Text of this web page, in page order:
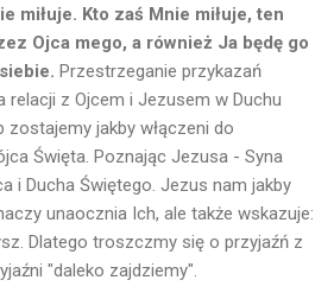
miłuje. Kto zaś Mnie miłuje, ten
Ojca mego, a również Ja będę go
Przestrzeganie przykazań
relacji z Ojcem i Jezusem w Duchu
jakby włączeni do
Święta. Poznając Jezusa - Syna
i Ducha Świętego. Jezus nam jakby
unaocznia Ich, ale także wskazuje:
Dlatego troszczmy się o przyjaźń z
"daleko zajdziemy".